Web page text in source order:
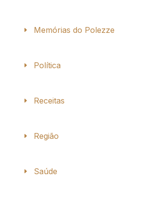
Memórias do Polezze
Política
Receitas
Região
Saúde